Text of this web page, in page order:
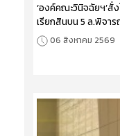
‘องค์คณะวินิจฉัยฯ’สั่
เรียกสินบน 5 ล.พิจา
06 สิงหาคม 2569